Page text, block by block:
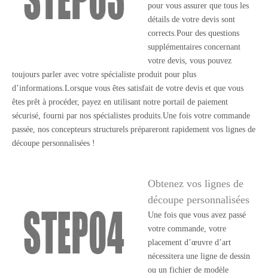
pour vous assurer que tous les
détails de votre devis sont
corrects.Pour des questions
supplémentaires concernant
votre devis, vous pouvez
toujours parler avec votre spécialiste produit pour plus
d’informations.Lorsque vous êtes satisfait de votre devis et que vous
êtes prêt à procéder, payez en utilisant notre portail de paiement
sécurisé, fourni par nos spécialistes produits.Une fois votre commande
passée, nos concepteurs structurels prépareront rapidement vos lignes de
découpe personnalisées !
Obtenez vos lignes de
découpe personnalisées
Une fois que vous avez passé
votre commande, votre
placement d’œuvre d’art
nécessitera une ligne de dessin
ou un fichier de modèle